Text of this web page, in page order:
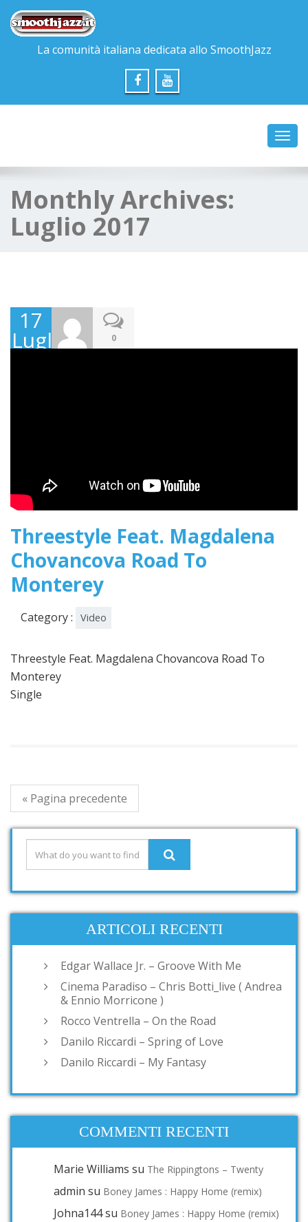
La comunità italiana dedicata allo SmoothJazz
Monthly Archives:
Luglio 2017
17
Luglio 0
Threestyle Feat. Magdalena
Chovancova Road To
Monterey
Category : Video
Threestyle Feat. Magdalena Chovancova Road To
Monterey
Single
« Pagina precedente
ARTICOLI RECENTI
Edgar Wallace Jr. – Groove With Me
Cinema Paradiso – Chris Botti_live ( Andrea
& Ennio Morricone )
Rocco Ventrella – On the Road
Danilo Riccardi – Spring of Love
Danilo Riccardi – My Fantasy
COMMENTI RECENTI
Marie Williams su The Rippingtons – Twenty
admin su Boney James : Happy Home (remix)
Johna144su Boney James : Happy Home (remix)